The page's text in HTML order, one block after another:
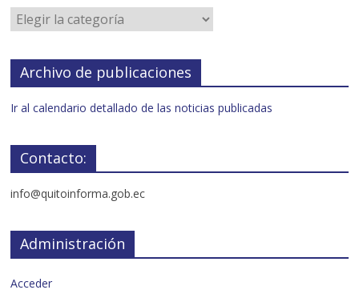
Archivo de publicaciones
Ir al calendario detallado de las noticias publicadas
Contacto:
info@quitoinforma.gob.ec
Administración
Acceder